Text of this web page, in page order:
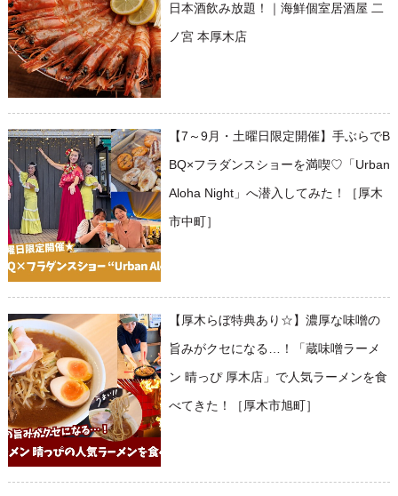
日本酒飲み放題！｜海鮮個室居酒屋 二
ノ宮 本厚木店
【7～9月・土曜日限定開催】手ぶらでB
BQ×フラダンスショーを満喫♡「Urban
Aloha Night」へ潜入してみた！［厚木
市中町］
【厚木らぼ特典あり☆】濃厚な味噌の
旨みがクセになる…！「蔵味噌ラーメ
ン 晴っぴ 厚木店」で人気ラーメンを食
べてきた！［厚木市旭町］